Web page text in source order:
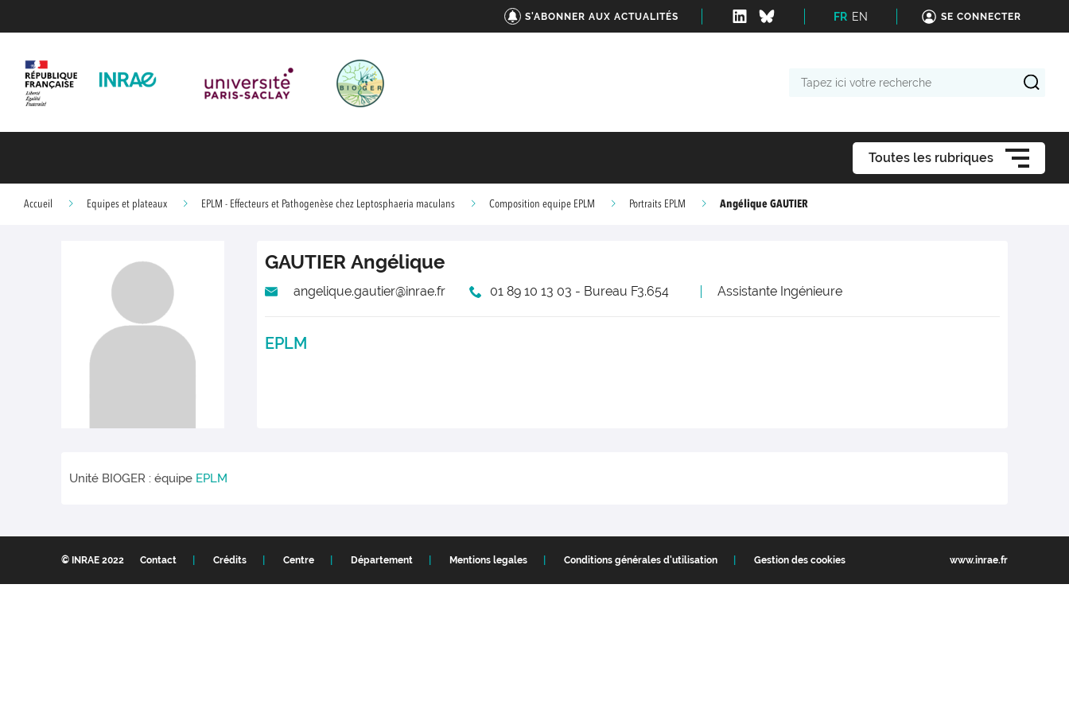
S'ABONNER AUX ACTUALITÉS FR EN SE CONNECTER
Toutes les rubriques
Accueil Equipes et plateaux EPLM - Effecteurs et Pathogenèse chez Leptosphaeria maculans Composition equipe EPLM Portraits EPLM Angélique GAUTIER
GAUTIER Angélique
angelique.gautier@inrae.fr 01 89 10 13 03 - Bureau F3.654 Assistante Ingénieure
EPLM
Unité BIOGER : équipe EPLM
© INRAE 2022 Contact Crédits Centre Département Mentions legales Conditions générales d'utilisation Gestion des cookies www.inrae.fr